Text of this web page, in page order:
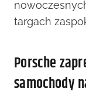
targach
Porsche
samochody